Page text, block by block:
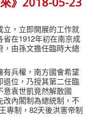
立，立即開展的工作就
省在1912年初在南京成
，由孫文擔任臨時大總
有兵權，南方國會希望
退位，乃授其第二任臨
意袁世凱竟然解散國
改內閣制為總統制，不
專制， 82天後洪憲帝制